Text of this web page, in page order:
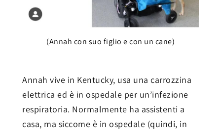
(Annah con suo figlio e con un cane)
Annah vive in Kentucky, usa una carrozzina
elettrica ed è in ospedale per un’infezione
respiratoria. Normalmente ha assistenti a
casa, ma siccome è in ospedale (quindi, in